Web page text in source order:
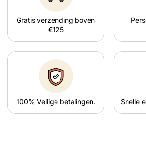
Gratis verzending boven
€125
100% Veilige betalingen. Snelle